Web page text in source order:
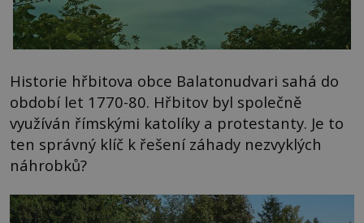
Historie hřbitova obce Balatonudvari sahá do
období let 1770-80. Hřbitov byl společně
využíván římskými katolíky a protestanty. Je to
ten správný klíč k řešení záhady nezvyklých
náhrobků?